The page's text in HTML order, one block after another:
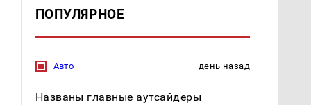
ПОПУЛЯРНОЕ
Авто день назад
Названы главные аутсайдеры